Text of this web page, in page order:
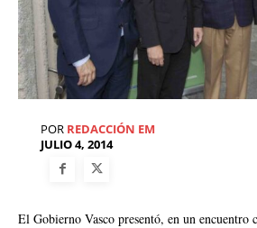
POR REDACCIÓN EM
JULIO 4, 2014
El Gobierno Vasco presentó, en un encuentro